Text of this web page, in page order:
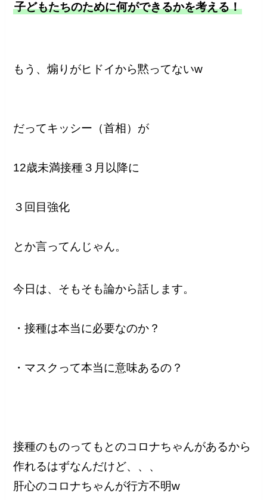
子どもたちのために何ができるかを考える！
もう、煽りがヒドイから黙ってないw
だってキッシー（首相）が
12歳未満接種３月以降に
３回目強化
とか言ってんじゃん。
今日は、そもそも論から話します。
・接種は本当に必要なのか？
・マスクって本当に意味あるの？
接種のものってもとのコロナちゃんがあるから
作れるはずなんだけど、、、
肝心のコロナちゃんが行方不明w